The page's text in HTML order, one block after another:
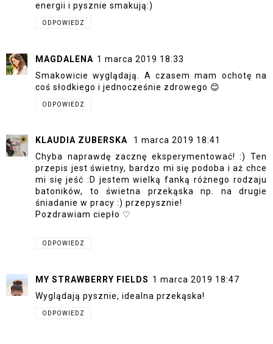
energii i pysznie smakują:)
ODPOWIEDZ
MAGDALENA 1 marca 2019 18:33
Smakowicie wyglądają. A czasem mam ochotę na
coś słodkiego i jednocześnie zdrowego 😊
ODPOWIEDZ
KLAUDIA ZUBERSKA
1 marca 2019 18:41
Chyba naprawdę zacznę eksperymentować! :) Ten
przepis jest świetny, bardzo mi się podoba i aż chce
mi się jeść :D jestem wielką fanką różnego rodzaju
batoników, to świetna przekąska np. na drugie
śniadanie w pracy :) przepysznie!
Pozdrawiam ciepło ♡
ODPOWIEDZ
MY STRAWBERRY FIELDS 1 marca 2019 18:47
Wyglądają pysznie, idealna przekąska!
ODPOWIEDZ